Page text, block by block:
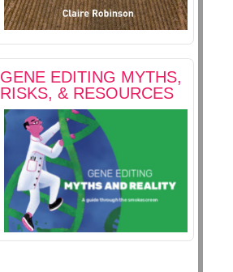
GENE EDITING MYTHS,
RISKS, & RESOURCES